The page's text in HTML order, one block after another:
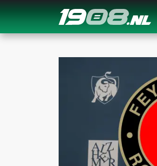
Navigation